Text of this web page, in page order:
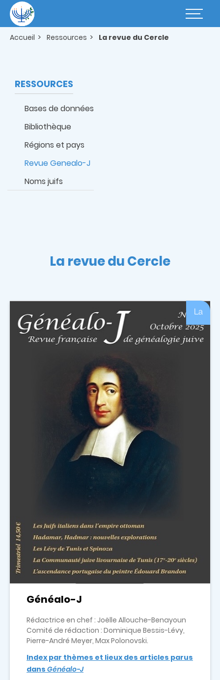
contenu
principal
Basculer
Accueil Ressources La revue du Cercle
RESSOURCES
Bases de données
Bibliothèque
Régions et pays
Revue Genealo-J
Noms juifs
La revue du Cercle
La
Généalo-J
Rédactrice en chef : Joëlle Allouche-Benayoun
Comité de rédaction : Dominique Bessis-Lévy,
Pierre-André Meyer, Max Polonovski.
Index par thèmes et lieux des articles parus
dans Généalo-J